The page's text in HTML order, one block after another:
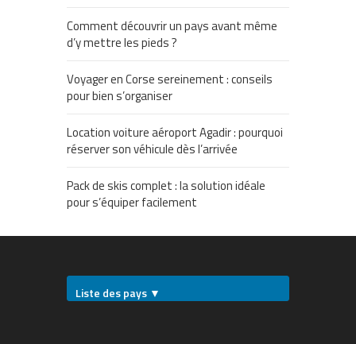
Comment découvrir un pays avant même
d’y mettre les pieds ?
Voyager en Corse sereinement : conseils
pour bien s’organiser
Location voiture aéroport Agadir : pourquoi
réserver son véhicule dès l’arrivée
Pack de skis complet : la solution idéale
pour s’équiper facilement
Liste des pays ▼